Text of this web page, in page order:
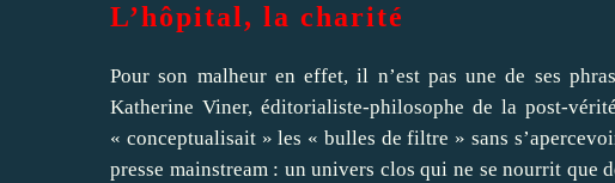
L’hôpital, la charité
Pour son malheur en effet, il n’est pas une de ses
Katherine Viner, éditorialiste-philosophe de la post-
« conceptualisait » les « bulles de filtre » sans
presse mainstream : un univers clos qui ne se nourrit